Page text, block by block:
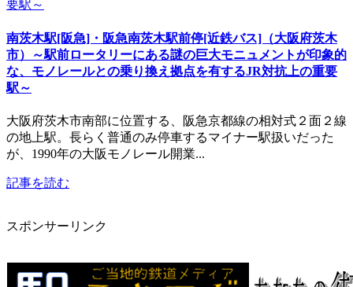
南茨木駅[阪急]・阪急南茨木駅前停[近鉄バス]（大阪府茨木
市）～駅前ロータリーにある謎の巨大モニュメントが印象的
な、モノレールとの乗り換え拠点を有するJR対抗上の重要
駅～
大阪府茨木市南部に位置する、阪急京都線の相対式２面２線
の地上駅。長らく普通のみ停車するマイナー駅扱いだった
が、1990年の大阪モノレール開業...
記事を読む
スポンサーリンク